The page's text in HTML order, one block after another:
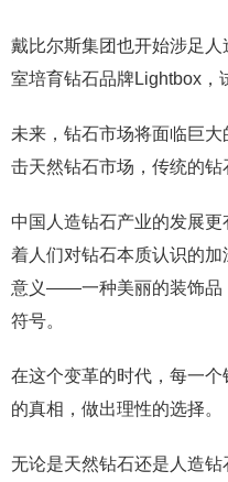
戴比尔斯集团也开始涉足
室培育钻石品牌Lightbox，
未来，钻石市场将面临巨
击天然钻石市场，传统的钻
中国人造钻石产业的发展
着人们对钻石本质认识的
意义——一种美丽的装饰品
符号。
在这个变革的时代，每一
的真相，做出理性的选择。
无论是天然钻石还是人造